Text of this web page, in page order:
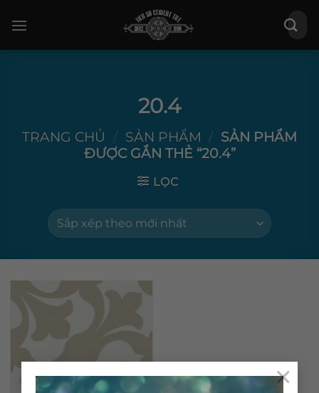
×
qua
Tìm
kiếm:
20.4
TRANG CHỦ / SẢN PHẨM / SẢN PHẨM
ĐƯỢC GẮN THẺ “20.4”
LỌC